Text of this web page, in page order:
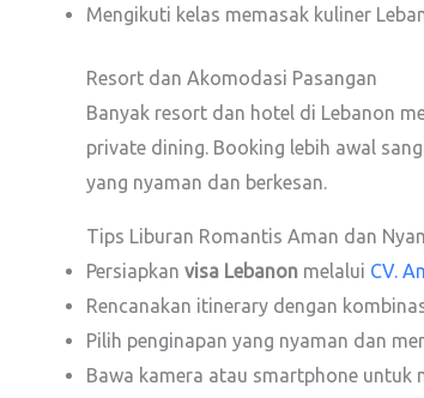
Mengikuti kelas memasak kuliner
Resort dan Akomodasi Pasangan
Banyak resort dan hotel di Lebanon
private dining. Booking lebih awal
yang nyaman dan berkesan.
Tips Liburan Romantis Aman dan
Persiapkan visa Lebanon melalui CV.
Rencanakan itinerary dengan
Pilih penginapan yang nyaman dan
Bawa kamera atau smartphone untuk